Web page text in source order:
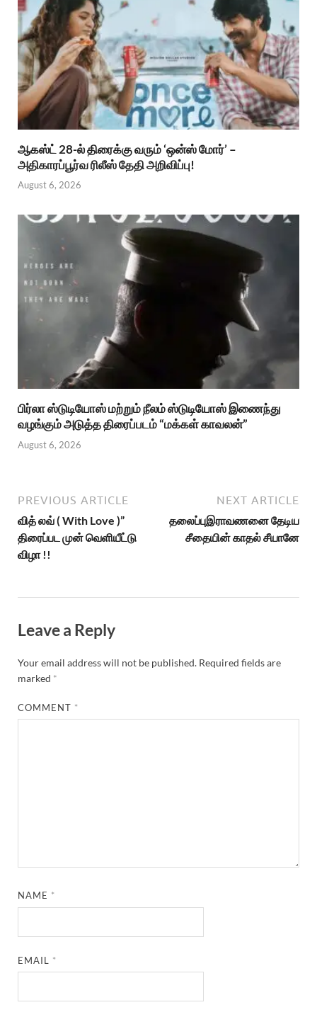
ஆகஸ்ட் 28-ல் திரைக்கு வரும் ‘ஒன்ஸ் மோர்’ –
அதிகாரப்பூர்வ ரிலீஸ் தேதி அறிவிப்பு!
August 6, 2026
பிர்லா ஸ்டுடியோஸ் மற்றும் நீலம் ஸ்டுடியோஸ் இணைந்து
வழங்கும் அடுத்த திரைப்படம் “மக்கள் காவலன்”
August 6, 2026
PREVIOUS ARTICLE
வித் லவ் ( With Love )”
திரைப்பட முன் வெளியீட்டு
விழா !!
NEXT ARTICLE
தலைப்புஇராவணனை தேடிய
சீதையின் காதல் சீயானே
Leave a Reply
Your email address will not be published. Required fields are
marked *
COMMENT *
NAME *
EMAIL *